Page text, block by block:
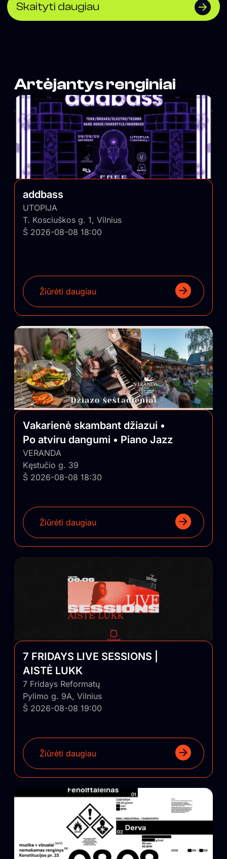
Skaityti daugiau
Artėjantys renginiai
addbass
UTOPIJA
T. Kosciuškos g. 1, Vilnius
Š 2026-08-08 18:00
Žiūrėti daugiau
Vakarienė skambant džiazui •
Po atviru dangumi • Piano Jazz
VERANDA
Kęstučio g. 39
Š 2026-08-08 18:30
Žiūrėti daugiau
7 FRIDAYS LIVE SESSIONS |
AISTĖ LUKK
7 Fridays Reformatų
Pylimo g. 9A, Vilnius
Š 2026-08-08 19:00
Žiūrėti daugiau